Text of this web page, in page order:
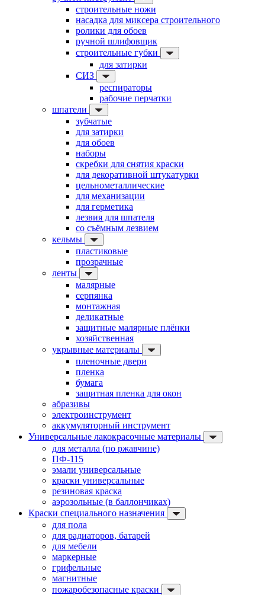
строительные ножи
насадка для миксера строительного
ролики для обоев
ручной шлифовщик
строительные губки
для затирки
СИЗ
респираторы
рабочие перчатки
шпатели
зубчатые
для затирки
для обоев
наборы
скребки для снятия краски
для декоративной штукатурки
цельнометаллические
для механизации
для герметика
лезвия для шпателя
со съёмным лезвием
кельмы
пластиковые
прозрачные
ленты
малярные
серпянка
монтажная
деликатные
защитные малярные плёнки
хозяйственная
укрывные материалы
пленочные двери
пленка
бумага
защитная пленка для окон
абразивы
электроинструмент
аккумуляторный инструмент
Универсальные лакокрасочные материалы
для металла (по ржавчине)
ПФ-115
эмали универсальные
краски универсальные
резиновая краска
аэрозольные (в баллончиках)
Краски специального назначения
для пола
для радиаторов, батарей
для мебели
маркерные
грифельные
магнитные
пожаробезопасные краски